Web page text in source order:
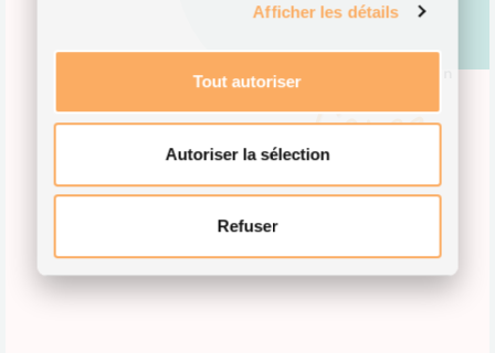
Afficher les détails
Tout autoriser
Autoriser la sélection
Refuser
Tignes